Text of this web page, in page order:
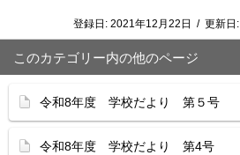
登録日: 2021年12月22日 / 更新日:
このカテゴリー内の他のページ
令和8年度 学校だより 第５号
令和8年度 学校だより 第4号